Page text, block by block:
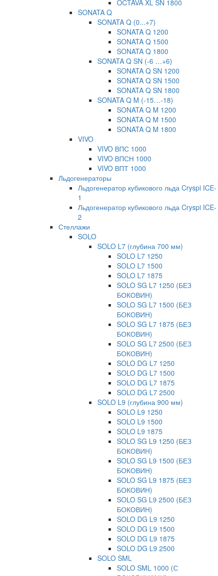
OCTAVA XL SN 1800
SONATA Q
SONATA Q (0...+7)
SONATA Q 1200
SONATA Q 1500
SONATA Q 1800
SONATA Q SN (-6 …+6)
SONATA Q SN 1200
SONATA Q SN 1500
SONATA Q SN 1800
SONATA Q M (-15…-18)
SONATA Q M 1200
SONATA Q M 1500
SONATA Q M 1800
VIVO
VIVO ВПС 1000
VIVO ВПСН 1000
VIVO ВПТ 1000
Льдогенераторы
Льдогенератор кубикового льда Cryspi ICE-
1
Льдогенератор кубикового льда Cryspi ICE-
2
Стеллажи
SOLO
SOLO L7 (глубина 700 мм)
SOLO L7 1250
SOLO L7 1500
SOLO L7 1875
SOLO SG L7 1250 (БЕЗ
БОКОВИН)
SOLO SG L7 1500 (БЕЗ
БОКОВИН)
SOLO SG L7 1875 (БЕЗ
БОКОВИН)
SOLO SG L7 2500 (БЕЗ
БОКОВИН)
SOLO DG L7 1250
SOLO DG L7 1500
SOLO DG L7 1875
SOLO DG L7 2500
SOLO L9 (глубина 900 мм)
SOLO L9 1250
SOLO L9 1500
SOLO L9 1875
SOLO SG L9 1250 (БЕЗ
БОКОВИН)
SOLO SG L9 1500 (БЕЗ
БОКОВИН)
SOLO SG L9 1875 (БЕЗ
БОКОВИН)
SOLO SG L9 2500 (БЕЗ
БОКОВИН)
SOLO DG L9 1250
SOLO DG L9 1500
SOLO DG L9 1875
SOLO DG L9 2500
SOLO SML
SOLO SML 1000 (С